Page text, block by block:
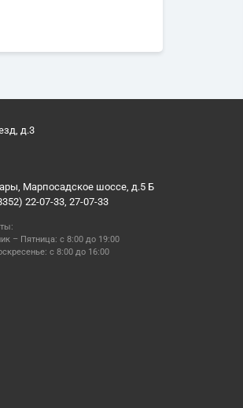
д.3
Марпосадское шоссе, д.5 Б
22-07-33, 27-07-33
– Пятница: с 8:00 до 19:00
с 8:00 до 16:00